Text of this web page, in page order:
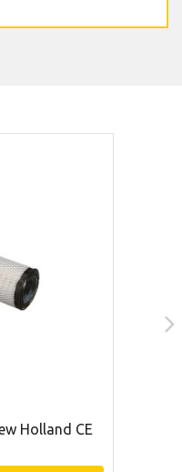
Holland CE